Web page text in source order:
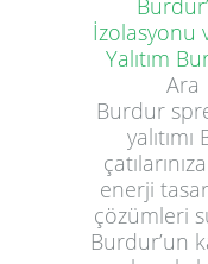
İzolasyonu
Yalıtım
Ara
Burdur
enerji
çözümleri
Burdur’un